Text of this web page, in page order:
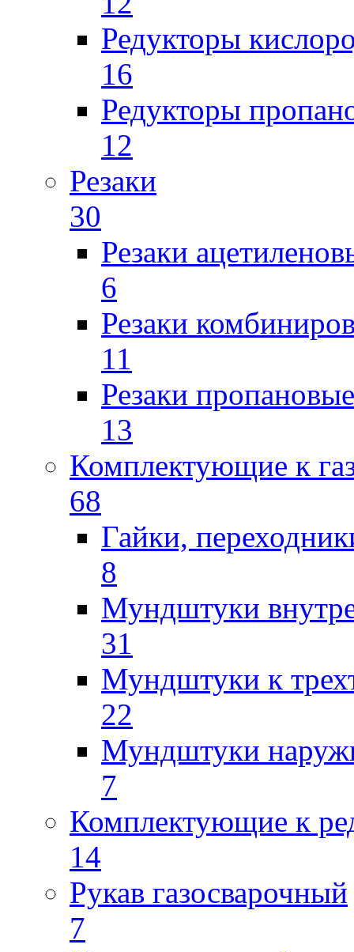
Редукторы
16
Редукторы
12
Резаки
30
Резаки
6
Резаки
11
Резаки пропановые
13
Комплектующие к
68
Гайки,
8
Мундштуки
31
Мундштуки к
22
Мундштуки
7
Комплектующие к
14
Рукав газосварочный
7